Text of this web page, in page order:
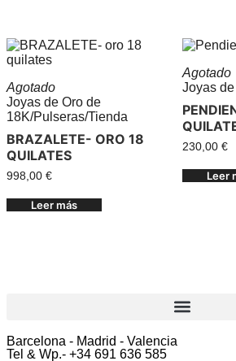
Agotado
Joyas de Oro de
18K/Pulseras/Tienda
BRAZALETE- ORO 18
QUILATES
998,00 €
Leer más
Agotado
Joyas
230,00 €
Leer
Barcelona - Madrid - Valencia
Tel & Wp.- +34 691 636 585